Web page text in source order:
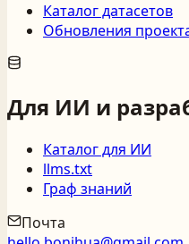
Каталог датасетов
Обновления
Для ИИ и
Каталог для ИИ
llms.txt
Граф знаний
Почта